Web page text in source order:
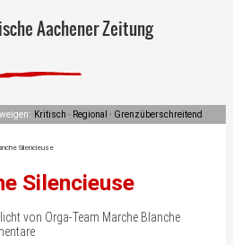
Aachener Zeitung
Kritisch · Regional · Grenzüberschreitend
Silencieuse
Silencieuse
von Orga-Team Marche Blanche